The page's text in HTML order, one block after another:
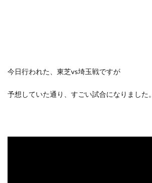
今日行われた、東芝vs埼玉戦ですが
予想していた通り、すごい試合になりました。